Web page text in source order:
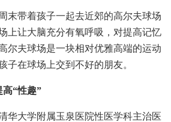
末带着孩子一起去近郊的高尔夫球场
上让大脑充分有氧呼吸，对提高记忆
尔夫球场是一块相对优雅高端的运动
子在球场上交到不好的朋友。
高“性趣”
华大学附属玉泉医院性医学科主治医